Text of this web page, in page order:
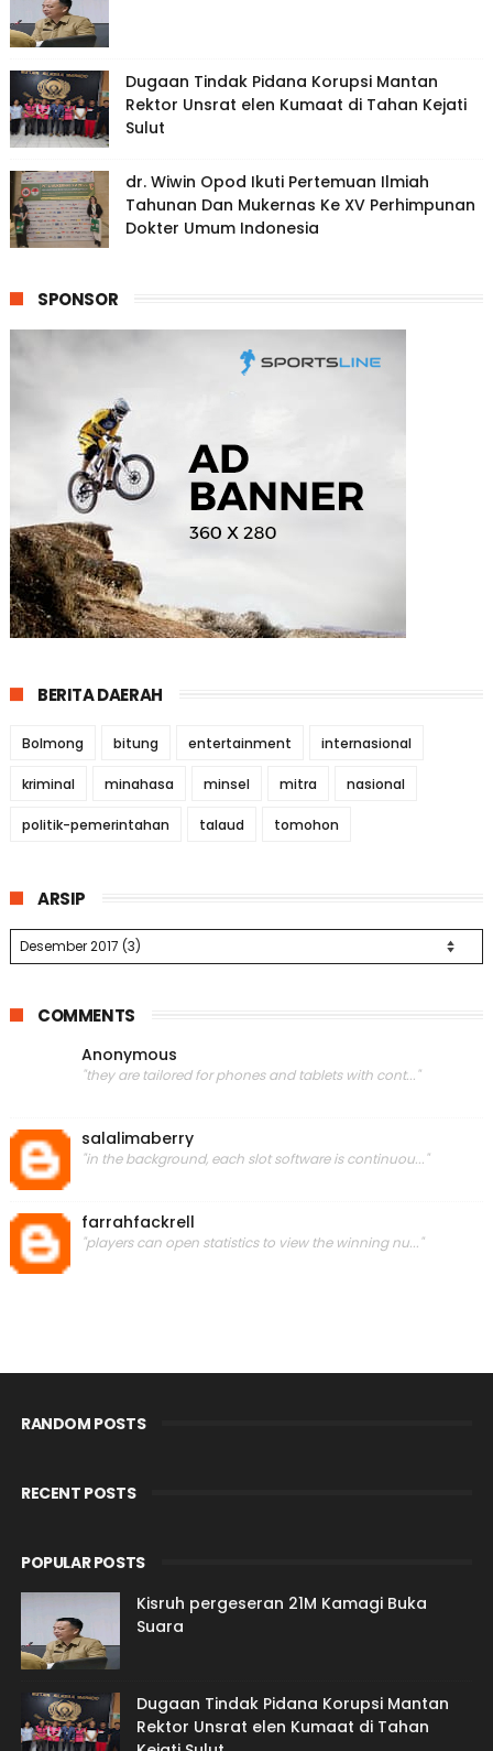
Dugaan Tindak Pidana Korupsi Mantan
Rektor Unsrat elen Kumaat di Tahan Kejati
Sulut
dr. Wiwin Opod Ikuti Pertemuan Ilmiah
Tahunan Dan Mukernas Ke XV Perhimpunan
Dokter Umum Indonesia
SPONSOR
BERITA DAERAH
Bolmong bitung entertainment internasional
kriminal minahasa minsel mitra nasional
politik-pemerintahan talaud tomohon
ARSIP
COMMENTS
Anonymous
"they are tailored for phones and tablets with cont..."
salalimaberry
"in the background, each slot software is continuou..."
farrahfackrell
"players can open statistics to view the winning nu..."
RANDOM POSTS
RECENT POSTS
POPULAR POSTS
Kisruh pergeseran 21M Kamagi Buka
Suara
Dugaan Tindak Pidana Korupsi Mantan
Rektor Unsrat elen Kumaat di Tahan